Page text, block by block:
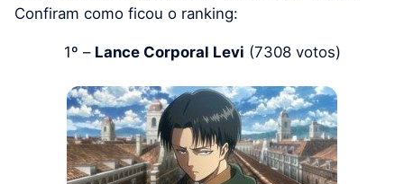
Confiram como ficou o ranking:
1º – Lance Corporal Levi (7308 votos)